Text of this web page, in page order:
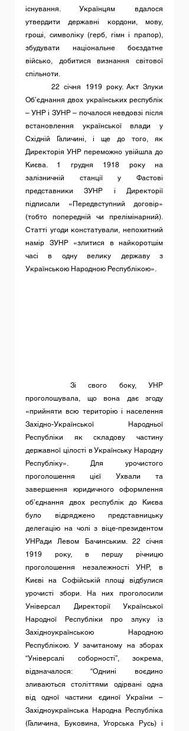
існування. Українцям вдалося
утвердити державні кордони, мову,
гроші, символіку (герб, гімн і прапор),
збудувати національне боєздатне
військо, добитися визнання світової
спільноти.
	22 січня 1919 року. Акт Злуки
Об’єднання двох українських республік
– УНР і ЗУНР – почалося невдовзі після
встановлення української влади у
Східній Галичині, і ще до того, як
Директорія УНР переможно увійшла до
Києва. 1 грудня 1918 року на
залізничній станції у Фастові
представники ЗУНР і Директорії
підписали «Передвступний договір»
(тобто попередній чи прелімінарний).
Статті угоди констатували, непохитний
намір ЗУНР «злитися в найкоротшім
часі в одну велику державу з
Українською Народною Республікою».
проголошувала, що вона дає згоду
«прийняти всю територію і населення
Західно-Української Народньої
Республіки як складову частину
державної цілості в Українську Народну
Республіку». Для урочистого
проголошення цієї Ухвали та
завершення юридичного оформлення
об’єднання двох республік до Києва
було відряджено представницьку
делегацію на чолі з віце-президентом
УНРади Левом Бачинським. 22 січня
1919 року, в першу річницю
проголошення незалежності УНР, в
Києві на Софійській площі відбулися
урочисті збори. На них проголосили
Універсал Директорії Української
Народної Республіки про злуку із
Західноукраїнською Народною
Республікою. У зачитаному на зборах
“Універсалі соборності”, зокрема,
відзначалося: “Однині воєдино
зливаються століттями одірвані одна
від одної частини єдиної України –
Західноукраїнська Народна Республіка
(Галичина, Буковина, Угорська Русь) і